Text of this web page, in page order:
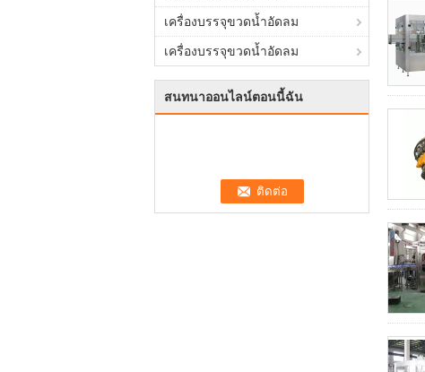
เครื่องบรรจุขวดน้ำอัดลม
เครื่องบรรจุขวดน้ำอัดลม
สนทนาออนไลน์ตอนนี้ฉัน